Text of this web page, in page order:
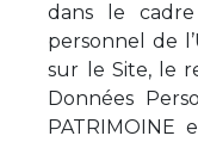
dans le
personnel de
sur le Site, le
Données
PATRIMOINE